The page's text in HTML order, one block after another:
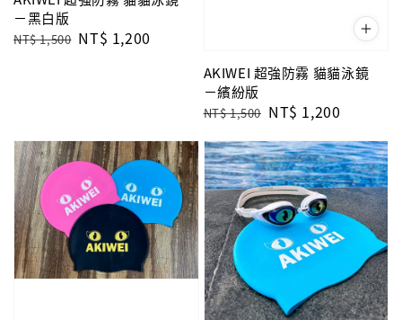
－黑白版
Regular
NT$ 1,500 Sale
NT$ 1,200
AKIWEI 超強防霧 貓貓泳鏡
－繽紛版
Regular
NT$ 1,500 Sale
NT$ 1,200